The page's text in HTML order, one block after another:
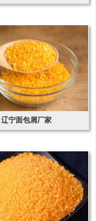
辽宁面包屑厂家